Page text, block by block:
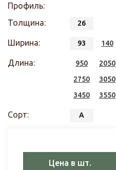
Профиль:
Толщина:
26
Ширина: 93 140
Длина: 950 2050
2750
3050
3450
3550
Сорт: А
Цена в шт.